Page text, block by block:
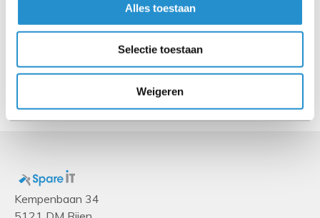
Alles toestaan
Selectie toestaan
Weigeren
OTHER
Kempenbaan 34